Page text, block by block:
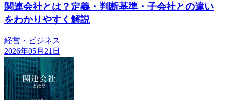
関連会社とは？定義・判断基準・子会社との違い
をわかりやすく解説
経営・ビジネス
2026年05月21日